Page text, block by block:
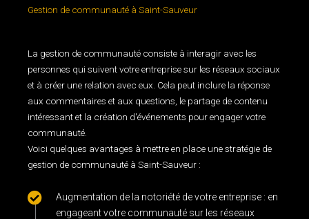
Gestion de communauté à Saint-Sauveur
La gestion de communauté consiste à interagir avec les
personnes qui suivent votre entreprise sur les réseaux sociaux
et à créer une relation avec eux. Cela peut inclure la réponse
aux commentaires et aux questions, le partage de contenu
intéressant et la création d'événements pour engager votre
communauté.
Voici quelques avantages à mettre en place une stratégie de
gestion de communauté à Saint-Sauveur :
Augmentation de la notoriété de votre entreprise : en
engageant votre communauté sur les réseaux